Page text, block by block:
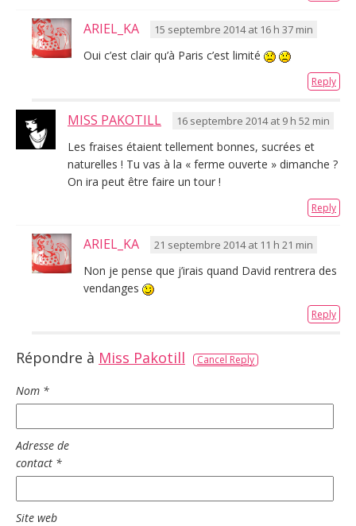
ARIEL_KA 15 septembre 2014 at 16 h 37 min
Oui c’est clair qu’à Paris c’est limité
Reply
MISS PAKOTILL 16 septembre 2014 at 9 h 52 min
Les fraises étaient tellement bonnes, sucrées et
naturelles ! Tu vas à la « ferme ouverte » dimanche ?
On ira peut être faire un tour !
Reply
ARIEL_KA 21 septembre 2014 at 11 h 21 min
Non je pense que j’irais quand David rentrera des
vendanges
Reply
Répondre à Miss Pakotill Cancel Reply
Nom *
Adresse de
contact *
Site web